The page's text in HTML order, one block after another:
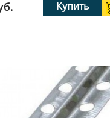
Купить